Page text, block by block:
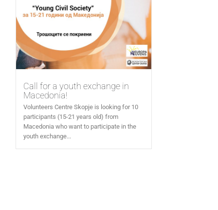
Call for a youth exchange in
Macedonia!
Volunteers Centre Skopje is looking for 10
participants (15-21 years old) from
Macedonia who want to participate in the
youth exchange...